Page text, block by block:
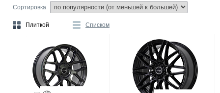
Сортировка
Плиткой Списком